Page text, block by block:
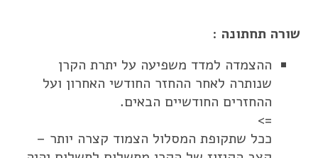
שורה תחתונה :
ההצמדה למדד משפיעה על יתרת הקרן
שנותרה לאחר ההחזר החודשי האחרון ועל
ההחזרים החודשיים הבאים.
=>
ככל שתקופת המסלול הצמוד קצרה יותר –